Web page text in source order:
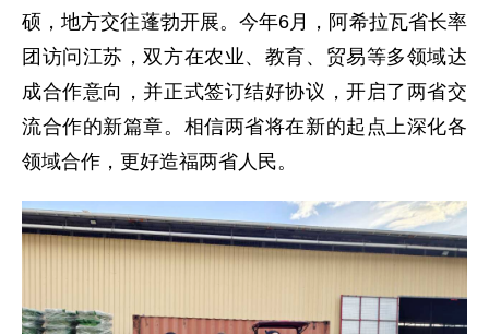
硕，地方交往蓬勃开展。今年6月，阿希拉瓦省长率
团访问江苏，双方在农业、教育、贸易等多领域达
成合作意向，并正式签订结好协议，开启了两省交
流合作的新篇章。相信两省将在新的起点上深化各
领域合作，更好造福两省人民。